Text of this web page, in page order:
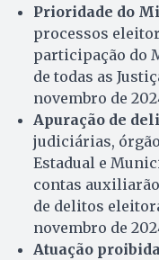
Prioridade do
processos
participação do
de todas as
novembro de
Apuração de
judiciárias,
Estadual e
contas
de delitos
novembro de
Atuação proibida